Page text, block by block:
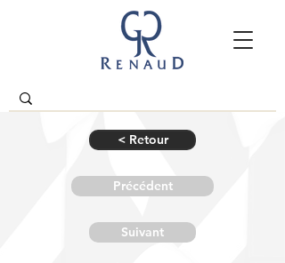
< Retour
Précédent
Suivant